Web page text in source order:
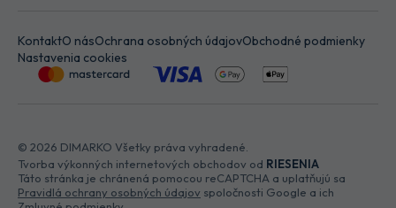
KontaktO násOchrana osobných údajovObchodné podmienky
Nastavenia cookies
© 2026 DIMARKO Všetky práva vyhradené.
Tvorba výkonných internetových obchodov od RIESENIA
Táto stránka je chránená pomocou reCAPTCHA a uplatňujú sa
Pravidlá ochrany osobných údajov spoločnosti Google a ich